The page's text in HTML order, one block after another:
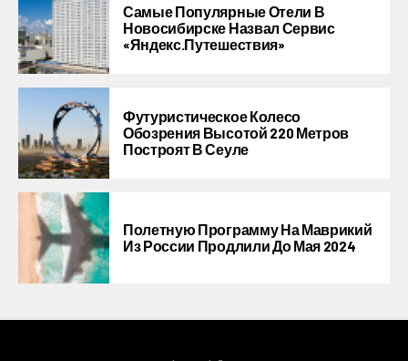
Самые Популярные Отели В
Новосибирске Назвал Сервис
«Яндекс.Путешествия»
Футуристическое Колесо
Обозрения Высотой 220 Метров
Построят В Сеуле
Полетную Программу На Маврикий
Из России Продлили До Мая 2024